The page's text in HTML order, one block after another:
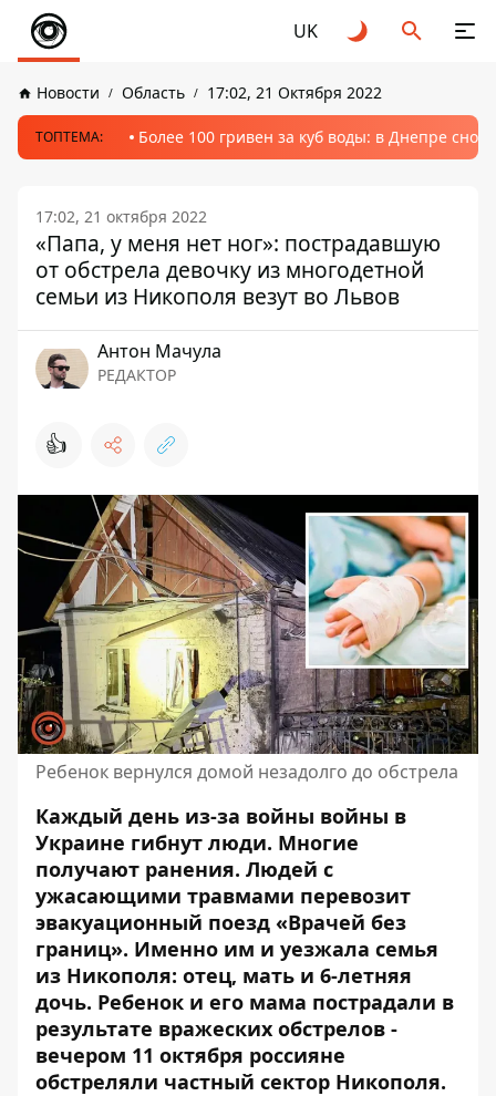
UK
Новости Область 17:02, 21 Октября 2022
ТОПТЕМА: Более 100 гривен за куб воды: в Днепре
17:02, 21 октября 2022
«Папа, у меня нет ног»: пострадавшую
от обстрела девочку из многодетной
семьи из Никополя везут во Львов
Антон Мачула
РЕДАКТОР
👍
Ребенок вернулся домой незадолго до обстрела
Каждый день из-за войны войны в
Украине гибнут люди. Многие
получают ранения. Людей с
ужасающими травмами перевозит
эвакуационный поезд «Врачей без
границ». Именно им и уезжала семья
из Никополя: отец, мать и 6-летняя
дочь. Ребенок и его мама пострадали в
результате вражеских обстрелов -
вечером 11 октября россияне
обстреляли частный сектор Никополя.